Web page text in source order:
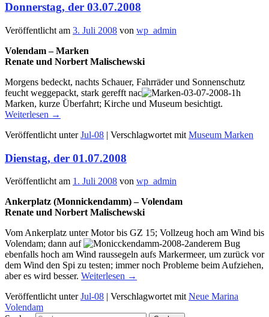
Donnerstag, der 03.07.2008
Veröffentlicht am 3. Juli 2008 von wp_admin
Volendam – Marken
Renate und Norbert Malischewski
Morgens bedeckt, nachts Schauer, Fahrräder und Sonnenschutz
feucht weggepackt, stark gerefft nac
h
Marken, kurze Überfahrt; Kirche und Museum besichtigt.
Weiterlesen →
Veröffentlicht unter Jul-08 | Verschlagwortet mit Museum Marken
Dienstag, der 01.07.2008
Veröffentlicht am 1. Juli 2008 von wp_admin
Ankerplatz (Monnickendamm) – Volendam
Renate und Norbert Malischewski
Vom Ankerplatz unter Motor bis GZ 15; Vollzeug hoch am Wind bis
Volendam; dann auf
anderem Bug
ebenfalls hoch am Wind raussegeln aufs Markermeer, um zurück vor
dem Wind den Spi zu testen; immer noch Probleme beim Aufziehen,
aber es wird besser. Weiterlesen →
Veröffentlicht unter Jul-08 | Verschlagwortet mit Neue Marina
Volendam